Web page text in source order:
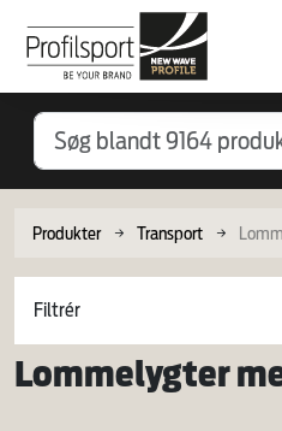
Produkter Transport
Filtrér
Lommelygter